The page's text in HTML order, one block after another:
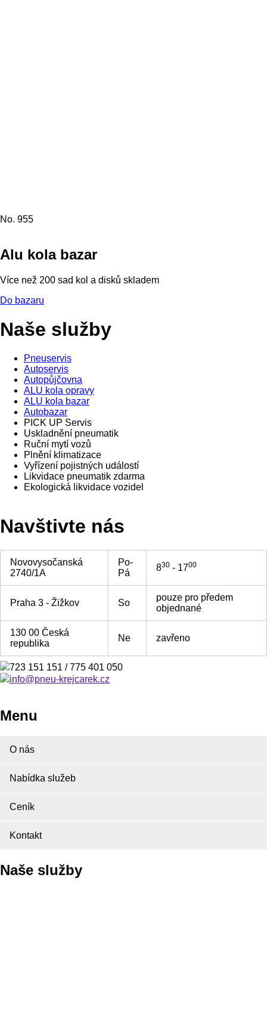
No. 955
Alu kola bazar
Více než 200 sad kol a disků skladem
Do bazaru
Naše služby
Pneuservis
Autoservis
Autopůjčovna
ALU kola opravy
ALU kola bazar
Autobazar
PICK UP Servis
Uskladnění pneumatik
Ruční mytí vozů
Plnění klimatizace
Vyřízení pojistných událostí
Likvidace pneumatik zdarma
Ekologická likvidace vozidel
Navštivte nás
Novovysočanská
2740/1A
Po-
Pá
830 - 1700
Praha 3 - Žižkov So
pouze pro předem
objednané
130 00 Česká
republika
Ne zavřeno
723 151 151 / 775 401 050
info@pneu-krejcarek.cz
Menu
O nás
Nabídka služeb
Ceník
Kontakt
Naše služby